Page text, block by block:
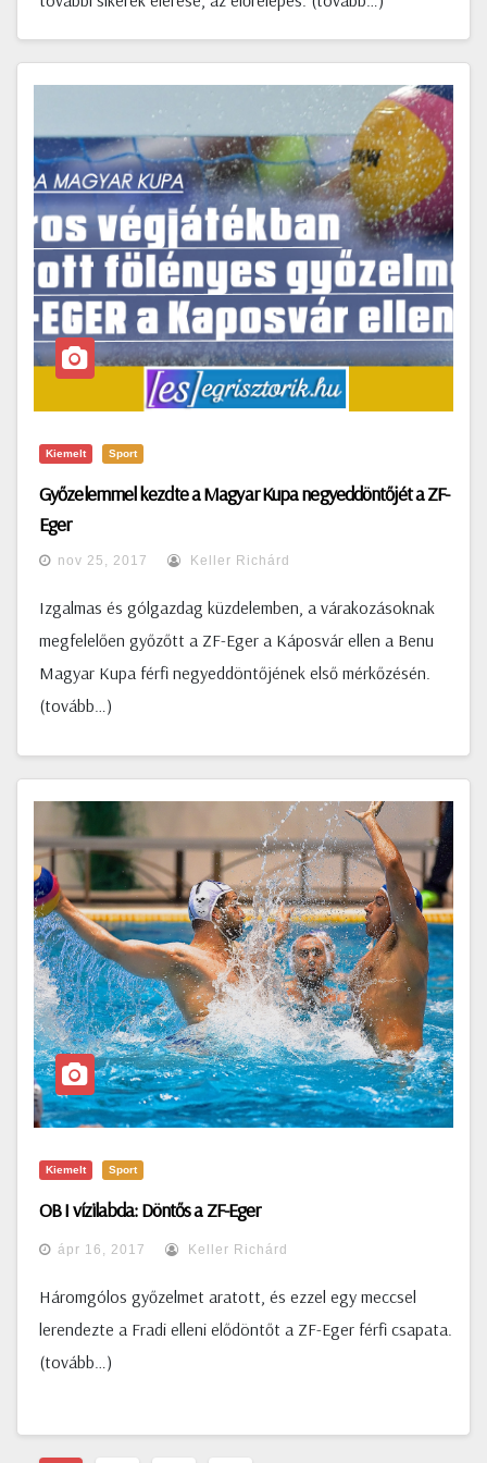
Kiemelt Sport
Győzelemmel kezdte a Magyar Kupa negyeddöntőjét a ZF-
Eger
nov 25, 2017 Keller Richárd
Izgalmas és gólgazdag küzdelemben, a várakozásoknak
megfelelően győzőtt a ZF-Eger a Káposvár ellen a Benu
Magyar Kupa férfi negyeddöntőjének első mérkőzésén.
(tovább…)
Kiemelt Sport
OB I vízilabda: Döntős a ZF-Eger
ápr 16, 2017 Keller Richárd
Háromgólos győzelmet aratott, és ezzel egy meccsel
lerendezte a Fradi elleni elődöntőt a ZF-Eger férfi csapata.
(tovább…)